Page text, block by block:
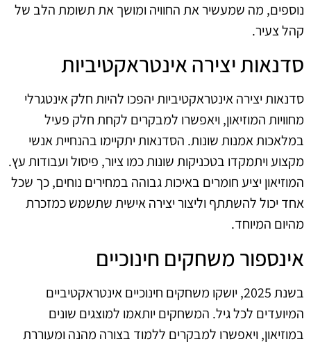
נוספים, מה שמעשיר את החוויה ומושך את תשומת הלב של
קהל צעיר.
סדנאות יצירה אינטראקטיביות
סדנאות יצירה אינטראקטיביות יהפכו להיות חלק אינטגרלי
מחוויות המוזיאון, ויאפשרו למבקרים לקחת חלק פעיל
במלאכות אמנות שונות. הסדנאות יתקיימו בהנחיית אנשי
מקצוע ויתמקדו בטכניקות שונות כמו ציור, פיסול ועבודות עץ.
המוזיאון יציע חומרים באיכות גבוהה במחירים נוחים, כך שכל
אחד יכול להשתתף וליצור יצירה אישית שתשמש כמזכרת
מהיום המיוחד.
אינספור משחקים חינוכיים
בשנת 2025, יושקו משחקים חינוכיים אינטראקטיביים
המיועדים לכל גיל. המשחקים יותאמו למוצגים שונים
במוזיאון, ויאפשרו למבקרים ללמוד בצורה מהנה ומעוררת